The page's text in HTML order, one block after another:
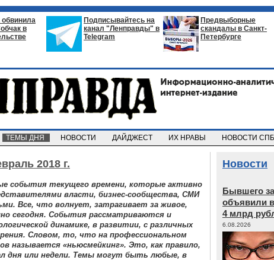
обвинила
в
Подписывайтесь на
канал "Ленправды" в
Telegram
Предвыборные
скандалы в Санкт-
Петербурге
ТЕМЫ ДНЯ НОВОСТИ ДАЙДЖЕСТ ИХ НРАВЫ НОВОСТИ
2018 г.
события текущего времени, которые активно
власти, бизнес-сообщества, СМИ
Все, что волнует, затрагивает за живое,
сегодня. События рассматриваются и
динамике, в развитии, с различных
Словом, то, что на профессиональном
называется «ньюсмейкинг». Это, как правило,
дня или недели. Темы могут быть любые, в
Новости
Бывшего
объявили
4 млрд
6.08.2026